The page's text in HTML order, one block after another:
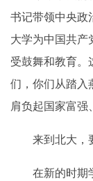
书记带领中央政
大学为中国共产
受鼓舞和教育。
们，你们从踏入
肩负起国家富强
来到北大，
在新的时期